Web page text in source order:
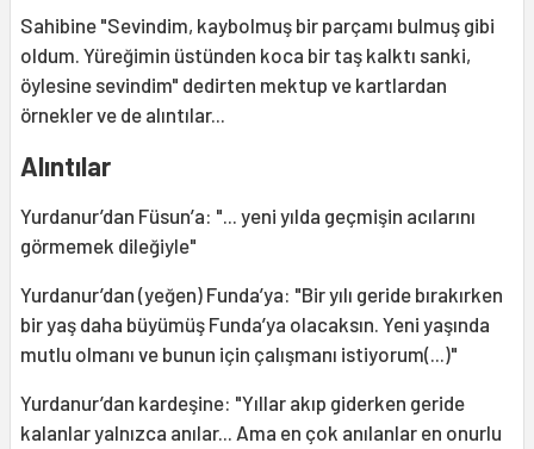
Sahibine "Sevindim, kaybolmuş bir parçamı bulmuş gibi
oldum. Yüreğimin üstünden koca bir taş kalktı sanki,
öylesine sevindim" dedirten mektup ve kartlardan
örnekler ve de alıntılar...
Alıntılar
Yurdanur’dan Füsun’a: "... yeni yılda geçmişin acılarını
görmemek dileğiyle"
Yurdanur’dan (yeğen) Funda’ya: "Bir yılı geride bırakırken
bir yaş daha büyümüş Funda’ya olacaksın. Yeni yaşında
mutlu olmanı ve bunun için çalışmanı istiyorum(...)"
Yurdanur’dan kardeşine: "Yıllar akıp giderken geride
kalanlar yalnızca anılar... Ama en çok anılanlar en onurlu